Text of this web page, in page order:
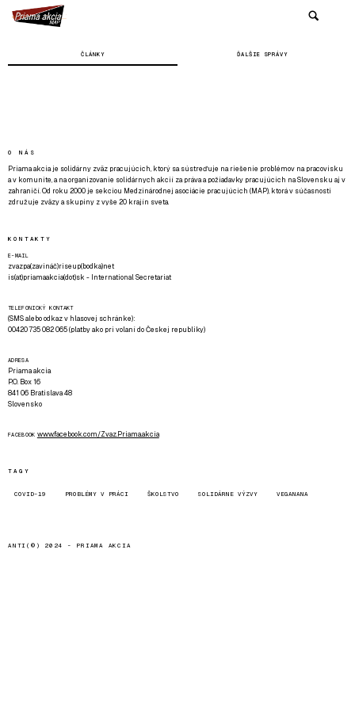
ČLÁNKY ĎALŠIE SPRÁVY
O NÁS
Priama akcia je solidárny zväz pracujúcich, ktorý sa sústreďuje na riešenie problémov na pracovisku
a v komunite, a na organizovanie solidárnych akcií za práva a požiadavky pracujúcich na Slovensku aj v
zahraničí. Od roku 2000 je sekciou Medzinárodnej asociácie pracujúcich (MAP), ktorá v súčasnosti
združuje zväzy a skupiny z vyše 20 krajín sveta.
KONTAKTY
E-MAIL
zvazpa(zavináč)riseup(bodka)net
is(at)priamaakcia(dot)sk - International Secretariat
TELEFONICKÝ KONTAKT
(SMS alebo odkaz v hlasovej schránke):
00420 735 082 065 (platby ako pri volaní do Českej republiky)
ADRESA
Priama akcia
P.O. Box 16
841 06 Bratislava 48
Slovensko
FACEBOOK www.facebook.com/Zvaz.Priama.akcia
TAGY
COVID-19 PROBLÉMY V PRÁCI ŠKOLSTVO SOLIDÁRNE VÝZVY VEGANANA
ANTI(©) 2024 - PRIAMA AKCIA